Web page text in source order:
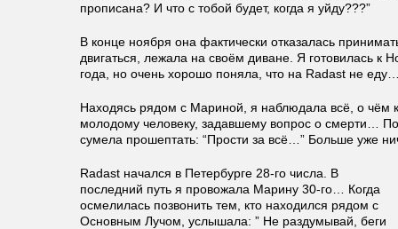
прописана? И что с тобой будет, когда я уйду???”
В конце ноября она фактически отказалась
двигаться, лежала на своём диване. Я готовилась к
года, но очень хорошо поняла, что на Radast не
Находясь рядом с Мариной, я наблюдала всё, о чём
молодому человеку, задавшему вопрос о смерти…
сумела прошептать: “Прости за всё…” Больше уже
Radast начался в Петербурге 28-го числа. В
последний путь я провожала Марину 30-го… Когда
осмелилась позвонить тем, кто находился рядом с
Основным Лучом, услышала: ” Не раздумывай, беги